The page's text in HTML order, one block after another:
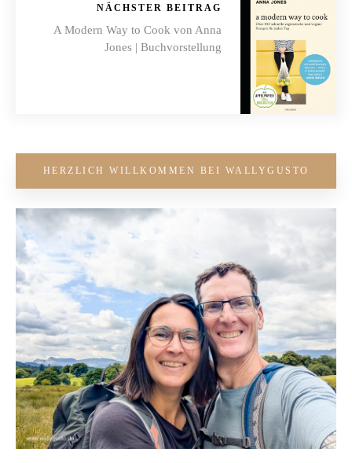
NÄCHSTER BEITRAG
A Modern Way to Cook von Anna
Jones | Buchvorstellung
HERZLICH WILLKOMMEN BEI WALLYGUSTO